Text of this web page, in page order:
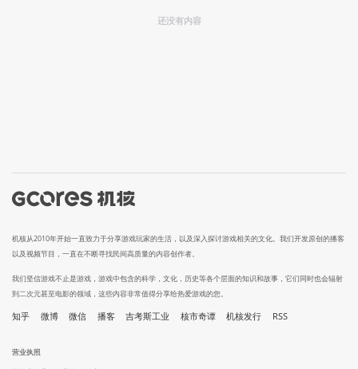
还没有内容
机核从2010年开始一直致力于分享游戏玩家的生活，以及深入探讨游戏相关的文化。我们开发原创的播客
以及视频节目，一直在不断寻找民间高质量的内容创作者。
我们坚信游戏不止是游戏，游戏中包含的科学，文化，历史等各个层面的知识和故事，它们同时也会辐射
到二次元甚至电影的领域，这些内容非常值得分享给热爱游戏的您。
知乎 微博 微信 播客 吉考斯工业 核市奇谭 机核发行 RSS
营业执照